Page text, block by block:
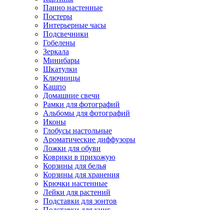
Панно настенные
Постеры
Интерьерные часы
Подсвечники
Гобелены
Зеркала
Минибары
Шкатулки
Ключницы
Кашпо
Домашние свечи
Рамки для фотографий
Альбомы для фотографий
Иконы
Глобусы настольные
Ароматические диффузоры
Ложки для обуви
Коврики в прихожую
Корзины для белья
Корзины для хранения
Крючки настенные
Лейки для растений
Подставки для зонтов